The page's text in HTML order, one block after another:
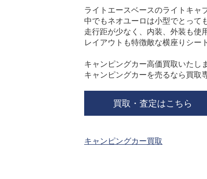
ライトエースベースのライトキャ
中でもネオユーロは小型でとって
走行距が少なく、内装、外装も使
レイアウトも特徴敵な横座りシー
キャンピングカー高価買取いたし
キャンピングカーを売るなら買取
買取・査定はこちら
キャンピングカー買取